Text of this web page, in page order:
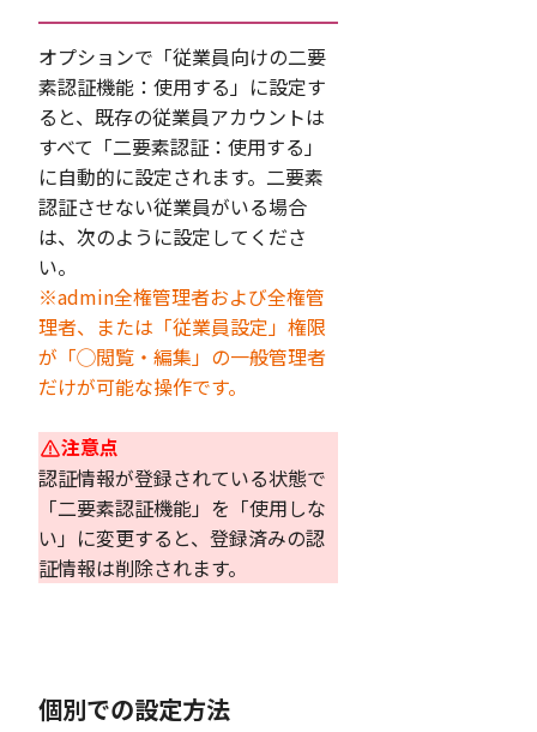
オプションで「従業員向けの二要
素認証機能：使用する」に設定す
ると、既存の従業員アカウントは
すべて「二要素認証：使用する」
に自動的に設定されます。二要素
認証させない従業員がいる場合
は、次のように設定してくださ
い。
※admin全権管理者および全権管
理者、または「従業員設定」権限
が「◯閲覧・編集」の一般管理者
だけが可能な操作です。
注意点
認証情報が登録されている状態で
「二要素認証機能」を「使用しな
い」に変更すると、登録済みの認
証情報は削除されます。
個別での設定方法